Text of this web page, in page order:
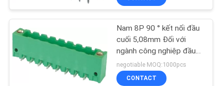
Nam 8P 90 ° kết nối đầu
cuối 5,08mm Đối với
ngành công nghiệp đầu
cuối Pluggable
negotiable MOQ:1000pcs
CONTACT